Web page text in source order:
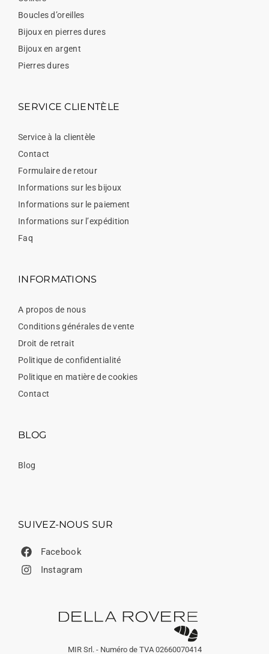
Boucles d’oreilles
Bijoux en pierres dures
Bijoux en argent
Pierres dures
SERVICE CLIENTÈLE
Service à la clientèle
Contact
Formulaire de retour
Informations sur les bijoux
Informations sur le paiement
Informations sur l’expédition
Faq
INFORMATIONS
A propos de nous
Conditions générales de vente
Droit de retrait
Politique de confidentialité
Politique en matière de cookies
Contact
BLOG
Blog
SUIVEZ-NOUS SUR
Facebook
Instagram
MIR Srl. - Numéro de TVA 02660070414